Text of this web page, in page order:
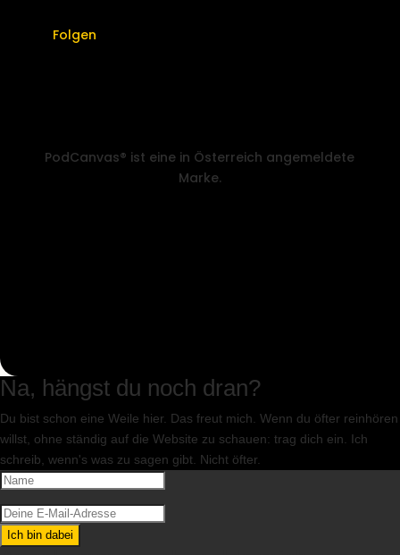
Folgen
PodCanvas® ist eine in Österreich angemeldete
Marke.
Na, hängst du noch dran?
Du bist schon eine Weile hier. Das freut mich. Wenn du öfter reinhören
willst, ohne ständig auf die Website zu schauen: trag dich ein. Ich
schreib, wenn's was zu sagen gibt. Nicht öfter.
Ich bin dabei